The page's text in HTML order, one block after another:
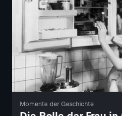
Momente der Geschichte